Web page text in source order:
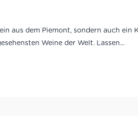
aus dem Piemont, sondern auch ein
Weine der Welt. Lassen...